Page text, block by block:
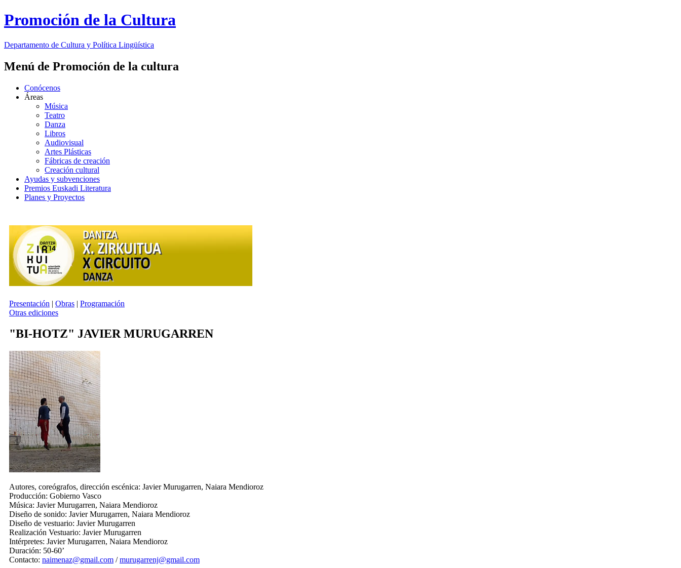
Promoción de la Cultura
Departamento de Cultura y Política Lingüística
Menú de Promoción de la cultura
Conócenos
Áreas
Música
Teatro
Danza
Libros
Audiovisual
Artes Plásticas
Fábricas de creación
Creación cultural
Ayudas y subvenciones
Premios Euskadi Literatura
Planes y Proyectos
Presentación | Obras | Programación
Otras ediciones
"BI-HOTZ" JAVIER MURUGARREN
Autores, coreógrafos, dirección escénica: Javier Murugarren, Naiara Mendioroz
Producción: Gobierno Vasco
Música: Javier Murugarren, Naiara Mendioroz
Diseño de sonido: Javier Murugarren, Naiara Mendioroz
Diseño de vestuario: Javier Murugarren
Realización Vestuario: Javier Murugarren
Intérpretes: Javier Murugarren, Naiara Mendioroz
Duración: 50-60’
Contacto: naimenaz@gmail.com /murugarrenj@gmail.com